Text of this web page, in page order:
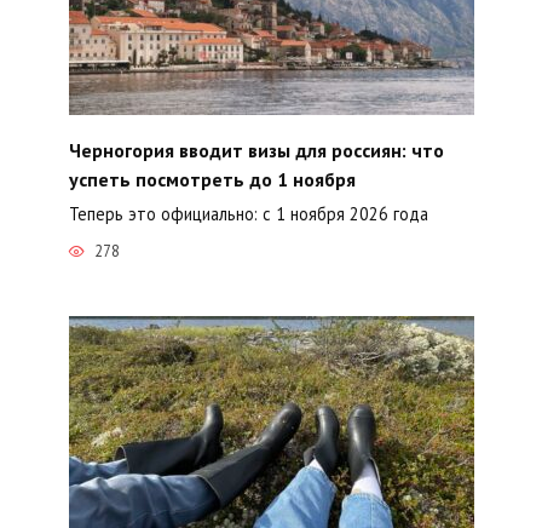
Черногория вводит визы для россиян: что
успеть посмотреть до 1 ноября
Теперь это официально: с 1 ноября 2026 года
278